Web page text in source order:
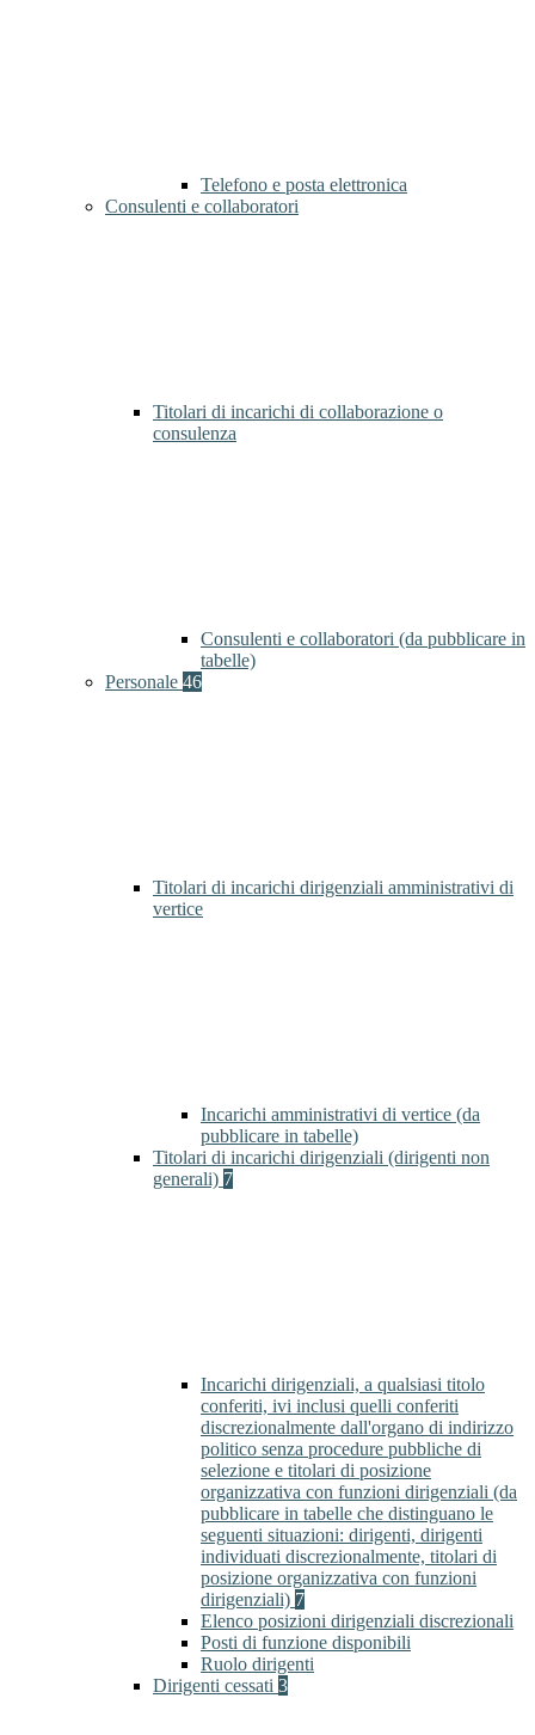
Telefono e posta elettronica
Consulenti e collaboratori
Titolari di incarichi di collaborazione o
consulenza
Consulenti e collaboratori (da pubblicare in
tabelle)
Personale 46
Titolari di incarichi dirigenziali amministrativi di
vertice
Incarichi amministrativi di vertice (da
pubblicare in tabelle)
Titolari di incarichi dirigenziali (dirigenti non
generali) 7
Incarichi dirigenziali, a qualsiasi titolo
conferiti, ivi inclusi quelli conferiti
discrezionalmente dall'organo di indirizzo
politico senza procedure pubbliche di
selezione e titolari di posizione
organizzativa con funzioni dirigenziali (da
pubblicare in tabelle che distinguano le
seguenti situazioni: dirigenti, dirigenti
individuati discrezionalmente, titolari di
posizione organizzativa con funzioni
dirigenziali) 7
Elenco posizioni dirigenziali discrezionali
Posti di funzione disponibili
Ruolo dirigenti
Dirigenti cessati 3